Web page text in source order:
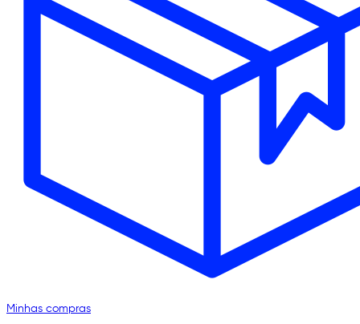
Minhas compras